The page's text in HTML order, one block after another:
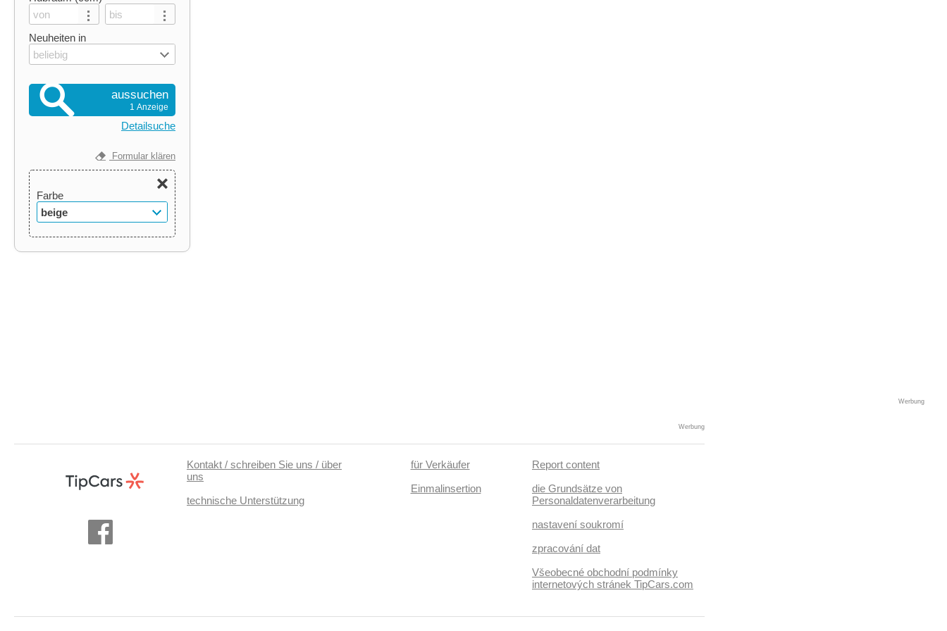
Neuheiten in
beliebig
aussuchen
1 Anzeige
Detailsuche
Formular klären
Farbe
beige
Werbung
Werbung
Kontakt / schreiben Sie uns / über
uns
technische Unterstützung
für Verkäufer
Einmalinsertion
Report content
die Grundsätze von
Personaldatenverarbeitung
nastavení soukromí
zpracování dat
Všeobecné obchodní podmínky
internetových stránek TipCars.com